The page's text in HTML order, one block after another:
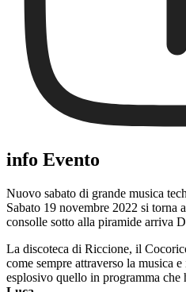
info Evento
Nuovo sabato di grande musica
Sabato 19 novembre 2022 si torna
consolle sotto alla piramide arriva
La discoteca di Riccione, il
come sempre attraverso la musica
esplosivo quello in programma che